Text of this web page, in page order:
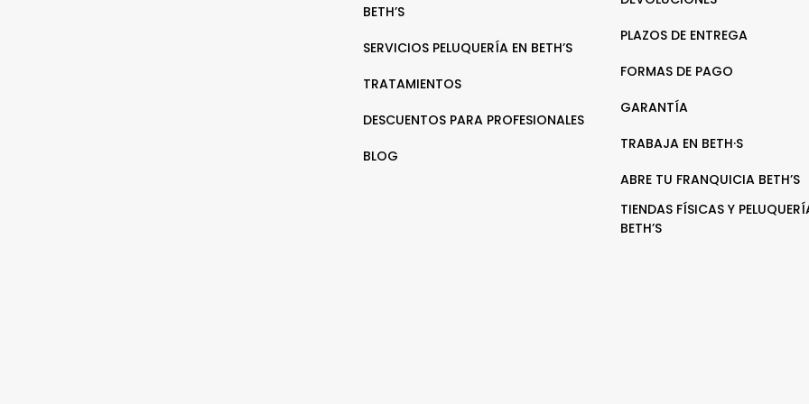
BETH’S
SERVICIOS PELUQUERÍA EN BETH’S
TRATAMIENTOS
DESCUENTOS PARA PROFESIONALES
BLOG
PLAZOS DE ENTREGA
FORMAS DE PAGO
GARANTÍA
TRABAJA EN BETH·S
ABRE TU FRANQUICIA BETH’S
TIENDAS FÍSICAS Y
BETH’S